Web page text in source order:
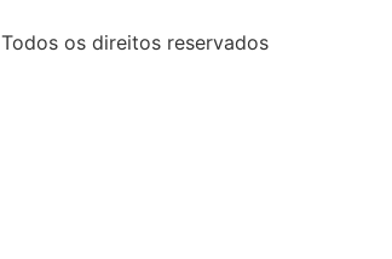
Todos os direitos reservados